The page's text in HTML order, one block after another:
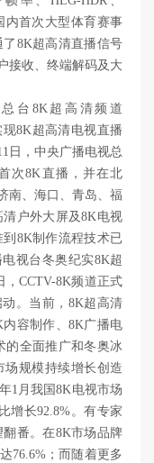
内首次大型体育赛事
8K超高清直播信号
接收、终端解码及大
台8K超高清频道
现8K超高清电视直播
日，中央广播电视总
次8K直播，并在北
南、海口、青岛、福
清户外大屏及8K电视
8K制作流程技术已
视台冬奥纪实8K超
，CCTV-8K频道正式
。当前，8K超高清
容制作、8K广播电
的全面推广和冬奥冰
场规模持续增长创造
1月我国8K电视市场
增长92.8%。有专家
番。在8K市场品牌
76.6%；而随着更多